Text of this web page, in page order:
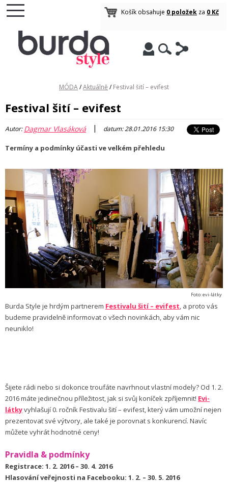
Košík obsahuje 0 položek za 0 Kč
MÓDA/Aktuálně / Festival šití – evifest
Festival šití – evifest
Autor:Dagmar Vlasáková | datum: 28.01.2016 15:30
Termíny a podmínky účasti ve velkém přehledu
Foto: evi-látky
Burda Style je hrdým partnerem Festivalu šití – evifest, a proto vás
budeme pravidelně informovat o všech novinkách, aby vám nic
neuniklo!
Šijete rádi nebo si dokonce troufáte navrhnout vlastní modely? Od 1. 2.
2016 máte jedinečnou příležitost, jak si svůj koníček zpříjemnit! Evi-
látkyvyhlašují 0. ročník Festivalu šití – evifest, který vám umožní nejen
prezentovat své výtvory, ale také je porovnat s konkurencí. Navíc
můžete vyhrát hodnotné ceny!
Pravidla & podmínky
Registrace: 1. 2. 2016 – 30. 4. 2016
Hlasování veřejnosti na Facebooku: 1. 2. – 30. 5. 2016